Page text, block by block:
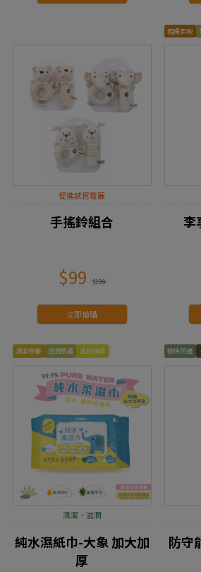
促進感官發展
手搖鈴組合
$99 $109
立即搶購
親膚柔軟
李
清潔保養 滋潤肌膚 溫和親膚
清潔、滋潤
純水濕紙巾-大象 加大加
厚
極佳防護
防守